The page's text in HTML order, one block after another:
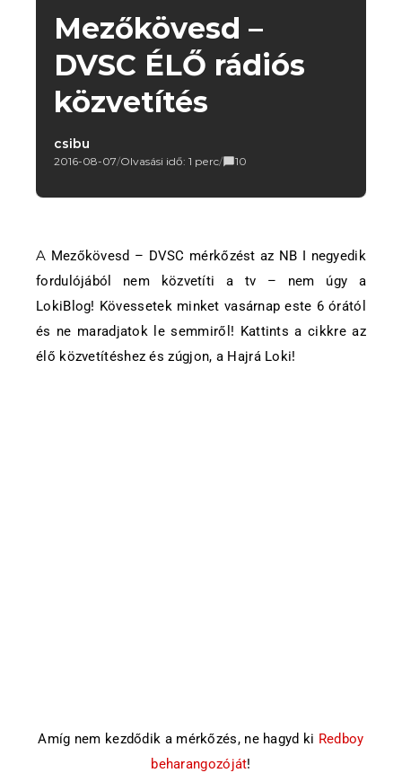
Mezőkövesd –
DVSC ÉLŐ rádiós
közvetítés
csibu
2016-08-07/Olvasási idő: 1 perc/ 10
A Mezőkövesd – DVSC mérkőzést az NB I negyedik
fordulójából nem közvetíti a tv – nem úgy a
LokiBlog! Kövessetek minket vasárnap este 6 órától
és ne maradjatok le semmiről! Kattints a cikkre az
élő közvetítéshez és zúgjon, a Hajrá Loki!
Amíg nem kezdődik a mérkőzés, ne hagyd ki Redboy
beharangozóját!